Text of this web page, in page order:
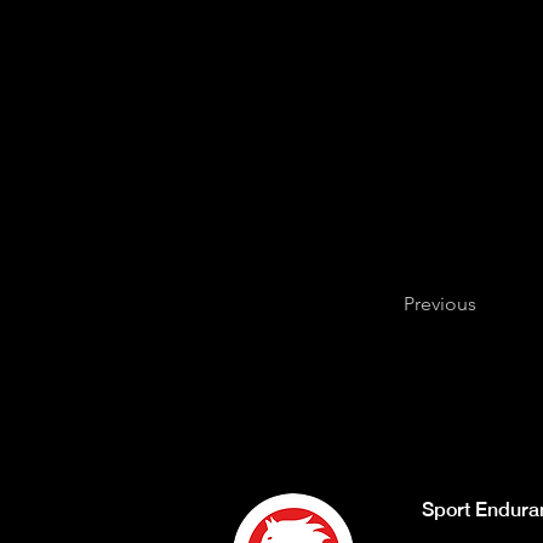
Previous
Sport